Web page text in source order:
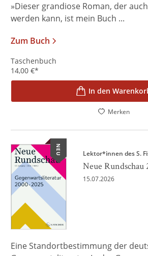
»Dieser grandiose Roman, der
werden kann, ist mein Buch ...
Zum Buch
Taschenbuch
14,00 €*
In den
Merken
NEU Lektor*innen des S.
Neue Rundschau
15.07.2026
Eine Standortbestimmung der